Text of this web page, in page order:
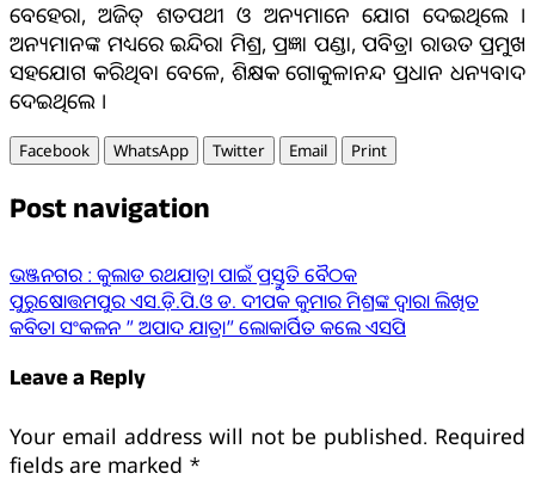
ବେହେରା, ଅଜିତ୍ ଶତପଥୀ ଓ ଅନ୍ୟମାନେ ଯୋଗ ଦେଇଥିଲେ ।
ଅନ୍ୟମାନଙ୍କ ମଧ୍ୟରେ ଇନ୍ଦିରା ମିଶ୍ର, ପ୍ରଜ୍ଞା ପଣ୍ଡା, ପବିତ୍ରା ରାଉତ ପ୍ରମୁଖ
ସହଯୋଗ କରିଥିବା ବେଳେ, ଶିକ୍ଷକ ଗୋକୁଳାନନ୍ଦ ପ୍ରଧାନ ଧନ୍ୟବାଦ
ଦେଇଥିଲେ ।
Facebook WhatsApp Twitter Email Print
Post navigation
ଭଞ୍ଜନଗର : କୁଲାଡ ରଥଯାତ୍ରା ପାଇଁ ପ୍ରସ୍ତୁତି ବୈଠକ
ପୁରୁଷୋତ୍ତମପୁର ଏସ.ଡ଼ି.ପି.ଓ ଡ. ଦୀପକ କୁମାର ମିଶ୍ରଙ୍କ ଦ୍ୱାରା ଲିଖିତ
କବିତା ସଂକଳନ ” ଅପାଦ ଯାତ୍ରା” ଲୋକାର୍ପିତ କଲେ ଏସପି
Leave a Reply
Your email address will not be published. Required
fields are marked *